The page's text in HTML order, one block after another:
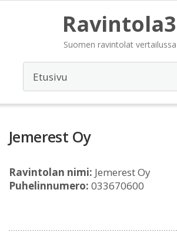
Suomen ravintolat vertailussa
Jemerest Oy
Ravintolan nimi: Jemerest Oy
Puhelinnumero: 033670600